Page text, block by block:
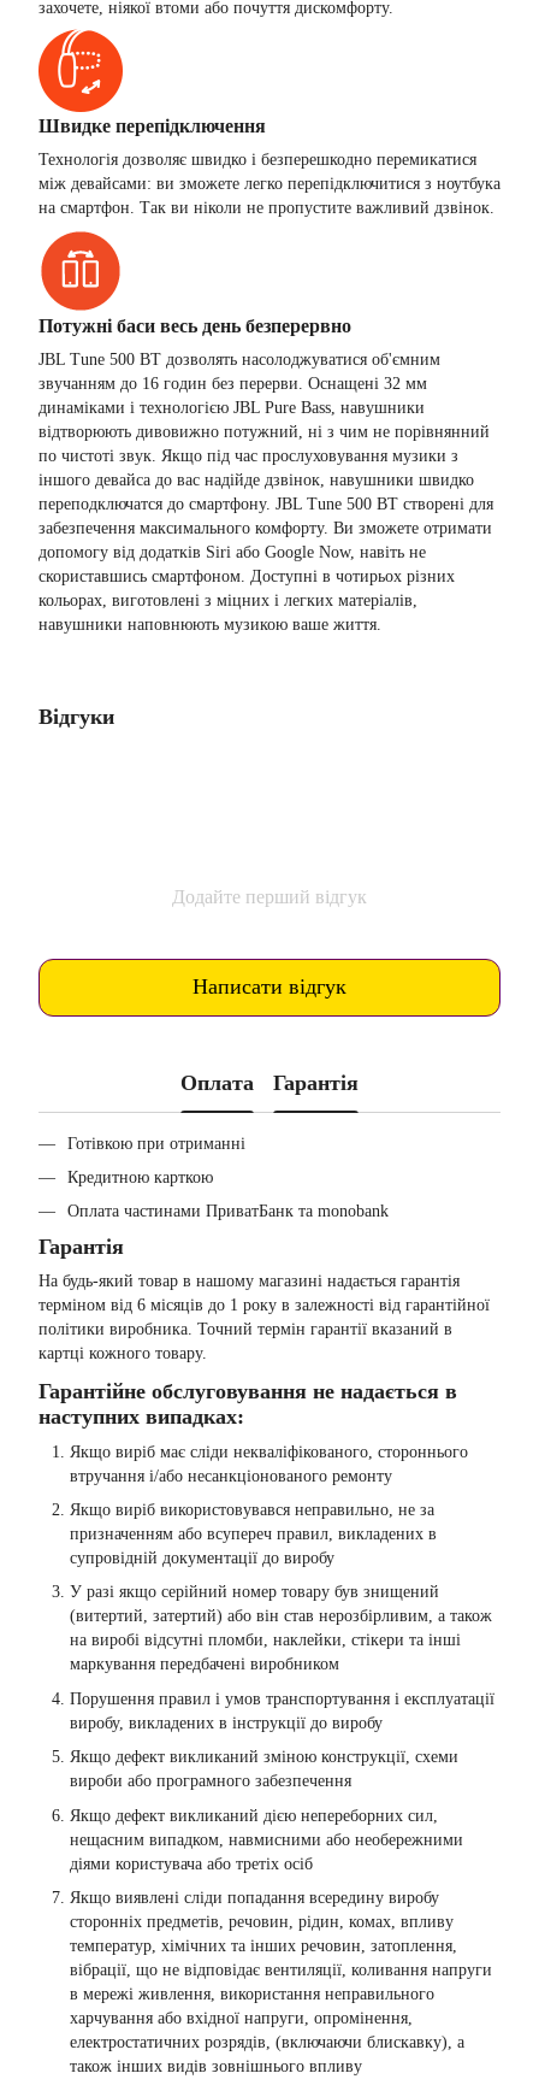
захочете, ніякої втоми або почуття дискомфорту.
Швидке перепідключення
Технологія дозволяє швидко і безперешкодно перемикатися
між девайсами: ви зможете легко перепідключитися з ноутбука
на смартфон. Так ви ніколи не пропустите важливий дзвінок.
Потужні баси весь день безперервно
JBL Tune 500 BT дозволять насолоджуватися об'ємним
звучанням до 16 годин без перерви. Оснащені 32 мм
динаміками і технологією JBL Pure Bass, навушники
відтворюють дивовижно потужний, ні з чим не порівнянний
по чистоті звук. Якщо під час прослуховування музики з
іншого девайса до вас надійде дзвінок, навушники швидко
переподключатся до смартфону. JBL Tune 500 BT створені для
забезпечення максимального комфорту. Ви зможете отримати
допомогу від додатків Siri або Google Now, навіть не
скориставшись смартфоном. Доступні в чотирьох різних
кольорах, виготовлені з міцних і легких матеріалів,
навушники наповнюють музикою ваше життя.
Відгуки
Додайте перший відгук
Написати відгук
Оплата Гарантія
Готівкою при отриманні
Кредитною карткою
Оплата частинами ПриватБанк та monobank
Гарантія
На будь-який товар в нашому магазині надається гарантія
терміном від 6 місяців до 1 року в залежності від гарантійної
політики виробника. Точний термін гарантії вказаний в
картці кожного товару.
Гарантійне обслуговування не надається в
наступних випадках:
Якщо виріб має сліди некваліфікованого, стороннього
втручання і/або несанкціонованого ремонту
Якщо виріб використовувався неправильно, не за
призначенням або всупереч правил, викладених в
супровідній документації до виробу
У разі якщо серійний номер товару був знищений
(витертий, затертий) або він став нерозбірливим, а також
на виробі відсутні пломби, наклейки, стікери та інші
маркування передбачені виробником
Порушення правил і умов транспортування і експлуатації
виробу, викладених в інструкції до виробу
Якщо дефект викликаний зміною конструкції, схеми
вироби або програмного забезпечення
Якщо дефект викликаний дією непереборних сил,
нещасним випадком, навмисними або необережними
діями користувача або третіх осіб
Якщо виявлені сліди попадання всередину виробу
сторонніх предметів, речовин, рідин, комах, впливу
температур, хімічних та інших речовин, затоплення,
вібрації, що не відповідає вентиляції, коливання напруги
в мережі живлення, використання неправильного
харчування або вхідної напруги, опромінення,
електростатичних розрядів, (включаючи блискавку), а
також інших видів зовнішнього впливу